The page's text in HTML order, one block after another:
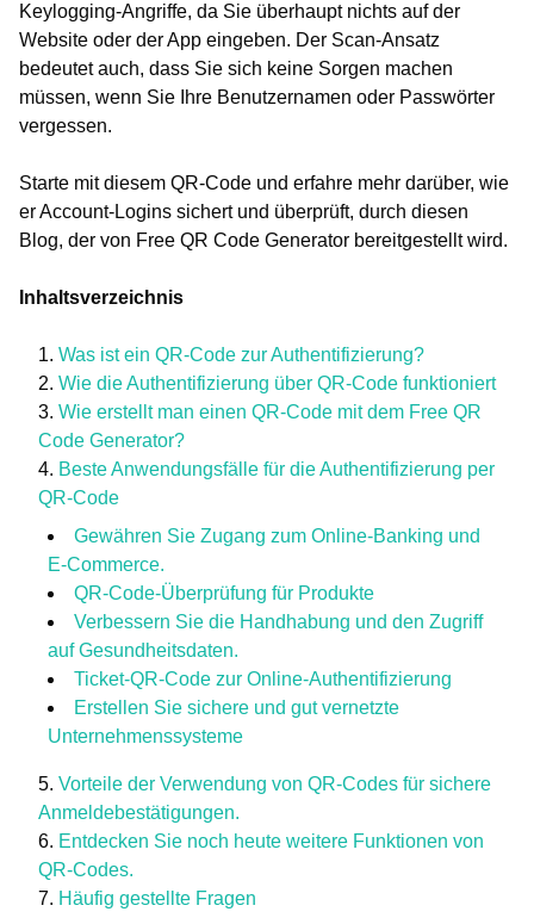
Keylogging-Angriffe, da Sie überhaupt nichts auf der
Website oder der App eingeben. Der Scan-Ansatz
bedeutet auch, dass Sie sich keine Sorgen machen
müssen, wenn Sie Ihre Benutzernamen oder Passwörter
vergessen.
Starte mit diesem QR-Code und erfahre mehr darüber, wie
er Account-Logins sichert und überprüft, durch diesen
Blog, der von Free QR Code Generator bereitgestellt wird.
Inhaltsverzeichnis
Was ist ein QR-Code zur Authentifizierung?
Wie die Authentifizierung über QR-Code funktioniert
Wie erstellt man einen QR-Code mit dem Free QR
Code Generator?
Beste Anwendungsfälle für die Authentifizierung per
QR-Code
Gewähren Sie Zugang zum Online-Banking und
E-Commerce.
QR-Code-Überprüfung für Produkte
Verbessern Sie die Handhabung und den Zugriff
auf Gesundheitsdaten.
Ticket-QR-Code zur Online-Authentifizierung
Erstellen Sie sichere und gut vernetzte
Unternehmenssysteme
Vorteile der Verwendung von QR-Codes für sichere
Anmeldebestätigungen.
Entdecken Sie noch heute weitere Funktionen von
QR-Codes.
Häufig gestellte Fragen